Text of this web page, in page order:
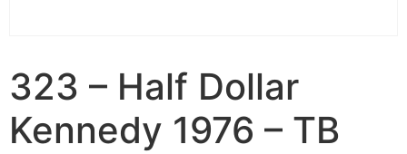
323 – Half Dollar
Kennedy 1976 – TB